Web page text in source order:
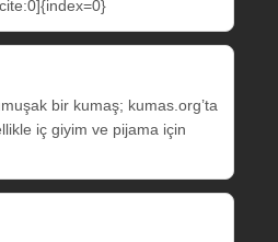
bir kumaş; kumas.org’ta
iç giyim ve pijama için